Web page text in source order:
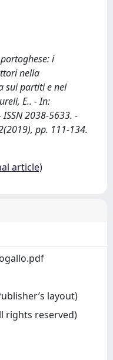
i
nella
sui partiti e nel
E.. - In:
ISSN 2038-5633. -
pp. 111-134.
article)
layout)
rights reserved)